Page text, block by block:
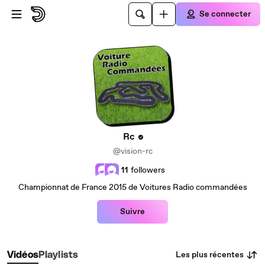
Passer au contenu principal
Se connecter
Rc
@vision-rc
11 followers
Championnat de France 2015 de Voitures Radio commandées
Suivre
VidéosPlaylists Les plus récentes